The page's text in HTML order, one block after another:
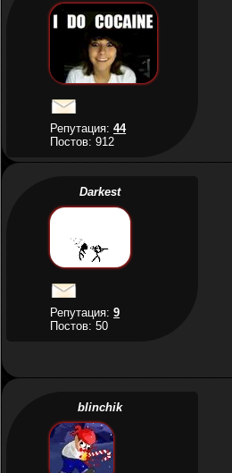
Репутация:44
Постов: 912
Darkest
Репутация:9
Постов: 50
blinchik